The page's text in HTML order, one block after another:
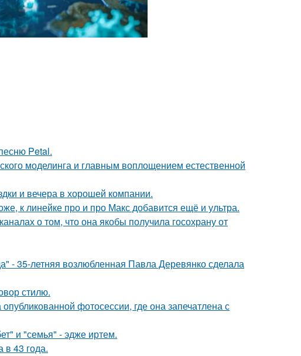
Petal.
моделинга и главным воплощением естественной
и вечера в хорошей компании.
к линейке про и про Макс добавится ещё и ультра.
о том, что она якобы получила госохрану от
- 35-летняя возлюбленная Павла Деревянко сделала
стилю.
фотосессии, где она запечатлена с
и "семья" - эдже иртем.
в 43 года.